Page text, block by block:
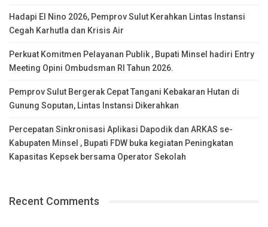
Hadapi El Nino 2026, Pemprov Sulut Kerahkan Lintas Instansi
Cegah Karhutla dan Krisis Air
Perkuat Komitmen Pelayanan Publik , Bupati Minsel hadiri Entry
Meeting Opini Ombudsman RI Tahun 2026.
Pemprov Sulut Bergerak Cepat Tangani Kebakaran Hutan di
Gunung Soputan, Lintas Instansi Dikerahkan
Percepatan Sinkronisasi Aplikasi Dapodik dan ARKAS se-
Kabupaten Minsel , Bupati FDW buka kegiatan Peningkatan
Kapasitas Kepsek bersama Operator Sekolah
Recent Comments